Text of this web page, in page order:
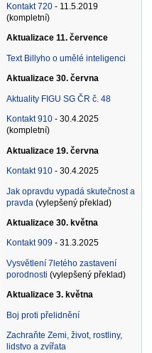
Kontakt 720- 11.5.2019
(kompletní)
Aktualizace 11. července
Text Billyho o umělé inteligenci
Aktualizace 30. června
Aktuality FIGU SG ČR č. 48
Kontakt 910- 30.4.2025
(kompletní)
Aktualizace 19. června
Kontakt 910- 30.4.2025
Jak opravdu vypadá skutečnost a
pravda (vylepšený překlad)
Aktualizace 30. května
Kontakt 909- 31.3.2025
Vysvětlení 7letého zastavení
porodnosti (vylepšený překlad)
Aktualizace 3. května
Boj proti přelidnění
Zachraňte Zemi, život, rostliny,
lidstvo a zvířata